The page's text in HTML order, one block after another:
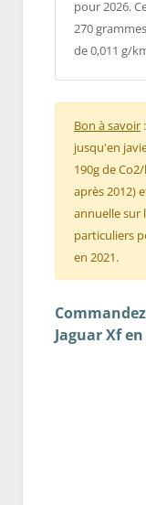
pour 2026.
270
de 0,011 g/
Bon à savoir
jusqu'en
190g de
après 2012)
annuelle sur
particuliers
en 2021.
Jaguar Xf